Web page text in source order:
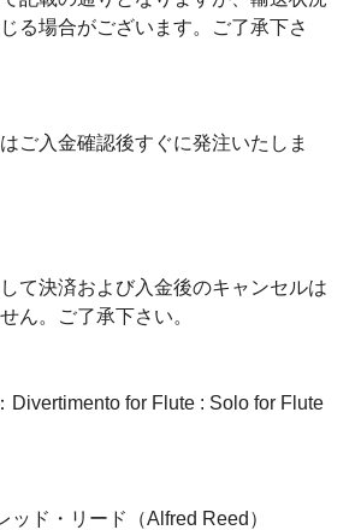
る場合がございます。ご了承下さ
ご入金確認後すぐに発注いたしま
て決済および入金後のキャンセルは
ん。ご了承下さい。
Divertimento for Flute : Solo for Flute
ッド・リード（Alfred Reed）